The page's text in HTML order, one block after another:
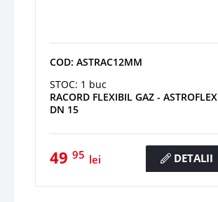
COD: ASTRAC12MM
STOC: 1 buc
RACORD FLEXIBIL GAZ - ASTROFLEX
DN 15
49 95 lei DETALII